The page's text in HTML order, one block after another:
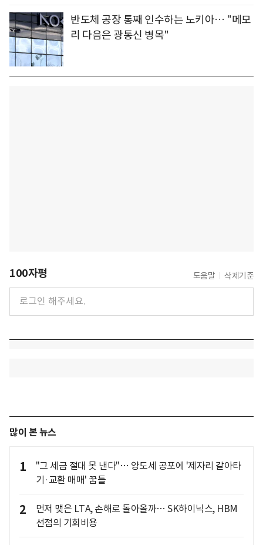
반도체 공장 통째 인수하는 노키아… "메모
리 다음은 광통신 병목"
100자평 도움말 삭제기준
많이 본 뉴스
1
"그 세금 절대 못 낸다"… 양도세 공포에 '제자리 갈아타
기·교환 매매' 꿈틀
2
먼저 맺은 LTA, 손해로 돌아올까… SK하이닉스, HBM
선점의 기회비용